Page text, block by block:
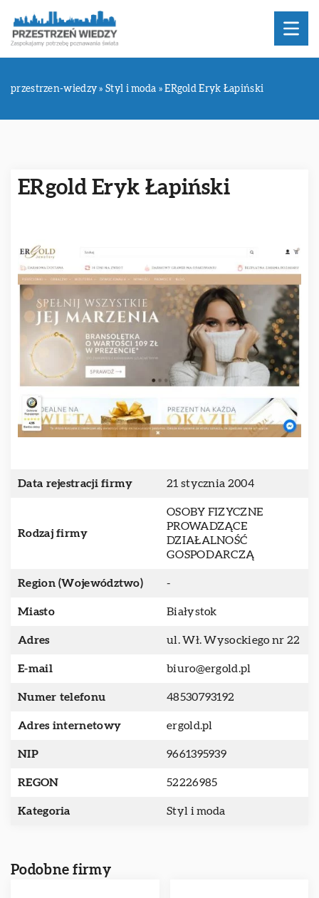
przestrzen-wiedzy »Styl i moda »ERgold Eryk Łapiński
ERgold Eryk Łapiński
Data rejestracji firmy 21 stycznia 2004
Rodzaj firmy
OSOBY FIZYCZNE
PROWADZĄCE
DZIAŁALNOŚĆ
GOSPODARCZĄ
Region (Województwo) -
Miasto Białystok
Adres ul. Wł. Wysockiego nr 22
E-mail biuro@ergold.pl
Numer telefonu 48530793192
Adres internetowy ergold.pl
NIP 9661395939
REGON 52226985
Kategoria Styl i moda
Podobne firmy